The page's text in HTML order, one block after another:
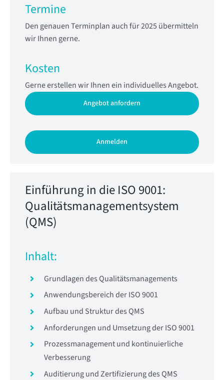
Anmelden
Kosten
Gerne erstellen wir Ihnen ein individuelles Angebot.
Angebot anfordern
Termine
Den genauen Terminplan auch für 2025 übermitteln
wir Ihnen gerne.
Einführung in die ISO 9001:
Qualitätsmanagementsystem
(QMS)
Inhalt:
Grundlagen des Qualitätsmanagements
Anwendungsbereich der ISO 9001
Aufbau und Struktur des QMS
Anforderungen und Umsetzung der ISO 9001
Prozessmanagement und kontinuierliche
Verbesserung
Auditierung und Zertifizierung des QMS